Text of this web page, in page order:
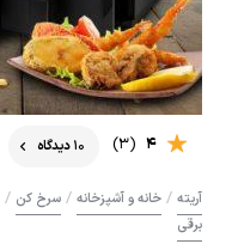
4
(3) 10 دیدگاه
آریته / خانه و آشپزخانه / سرخ کن /
برقی